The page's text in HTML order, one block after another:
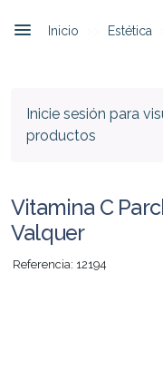
Inicio Estética
Inicie sesión para
productos
Vitamina C
Valquer
Referencia: 12194